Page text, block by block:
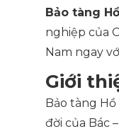
Bảo tàng
nghiệp của
Nam ngay
Giới
Bảo tàng
đời của Bác